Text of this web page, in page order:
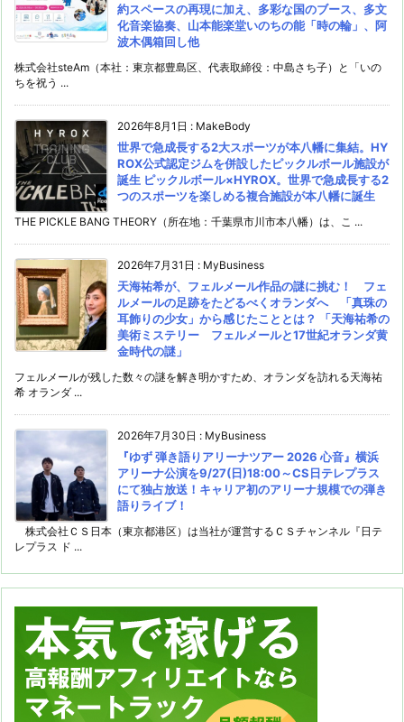
約スペースの再現に加え、多彩な国のブース、多文
化音楽協奏、山本能楽堂いのちの能「時の輪」、阿
波木偶箱回し他
株式会社steAm（本社：東京都豊島区、代表取締役：中島さち子）と「いの
ちを祝う ...
2026年8月1日 : MakeBody
世界で急成長する2大スポーツが本八幡に集結。HY
ROX公式認定ジムを併設したピックルボール施設が
誕生 ピックルボール×HYROX。世界で急成長する2
つのスポーツを楽しめる複合施設が本八幡に誕生
THE PICKLE BANG THEORY（所在地：千葉県市川市本八幡）は、こ ...
2026年7月31日 : MyBusiness
天海祐希が、フェルメール作品の謎に挑む！ フェ
ルメールの足跡をたどるべくオランダへ 「真珠の
耳飾りの少女」から感じたこととは？ 「天海祐希の
美術ミステリー フェルメールと17世紀オランダ黄
金時代の謎」
フェルメールが残した数々の謎を解き明かすため、オランダを訪れる天海祐
希 オランダ ...
2026年7月30日 : MyBusiness
『ゆず 弾き語りアリーナツアー 2026 心音』横浜
アリーナ公演を9/27(日)18:00～CS日テレプラス
にて独占放送！キャリア初のアリーナ規模での弾き
語りライブ！
株式会社ＣＳ日本（東京都港区）は当社が運営するＣＳチャンネル『日テ
レプラス ド ...